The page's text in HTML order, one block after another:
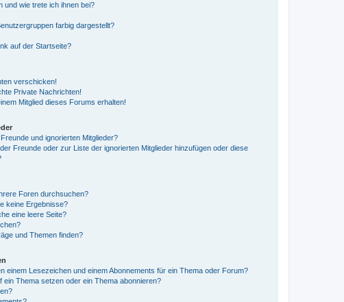
und wie trete ich ihnen bei?
farbig dargestellt?
auf der Startseite?
verschicken!
Private Nachrichten!
Mitglied dieses Forums erhalten!
und ignorierten Mitglieder?
Freunde oder zur Liste der ignorierten Mitglieder hinzufügen oder diese
Foren durchsuchen?
keine Ergebnisse?
eine leere Seite?
und Themen finden?
einem Lesezeichen und einem Abonnements für ein Thema oder Forum?
ein Thema setzen oder ein Thema abonnieren?